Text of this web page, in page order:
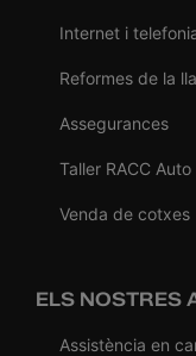
Internet i
Reformes de la
Assegurances
Taller RACC Auto
Venda de cotxes
ELS NOSTRES
Assistència en